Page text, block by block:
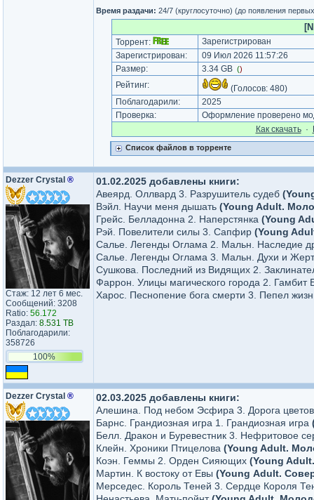
Время раздачи: 24/7 (круглосуточно) (до появления
Торрент:
Зарегистрирован
Зарегистрирован:
09 Июл 2026 11:57:26
Размер:
3.34 GB ()
Рейтинг: (Голосов: 480)
Поблагодарили:
2025
Проверка:
Оформление проверено
Как cкачать·
Список файлов в торренте
Dezzer Crystal ®
Стаж: 12 лет 6 мес.
Сообщений: 3208
Ratio: 56.172
Раздал: 8.531 TB
Поблагодарили:
358726
100%
01.02.2025 добавлены книги:
Авеярд. Оллвард 3. Разрушитель судеб
Вэйл. Научи меня дышать (Young Adult.
Грейс. Белладонна 2. Наперстянка (Young
Рэй. Повелители силы 3. Сапфир (Young
Салье. Легенды Оглама 2. Мальн. Наследие
Салье. Легенды Оглама 3. Мальн. Духи и
Сушкова. Последний из Видящих 2.
Фаррон. Улицы магического города 2. Гамбит
Харос. Песнопение бога смерти 3. Пепел
Dezzer Crystal ®
02.03.2025 добавлены книги:
Алешина. Под небом Эсфира 3. Дорога
Барнс. Грандиозная игра 1. Грандиозная игра
Белл. Дракон и Буревестник 3. Нефритовое
Клейн. Хроники Птицелова (Young Adult.
Коэн. Геммы 2. Орден Сияющих (Young
Мартин. К востоку от Евы (Young Аdult.
Мерседес. Король Теней 3. Сердце Короля